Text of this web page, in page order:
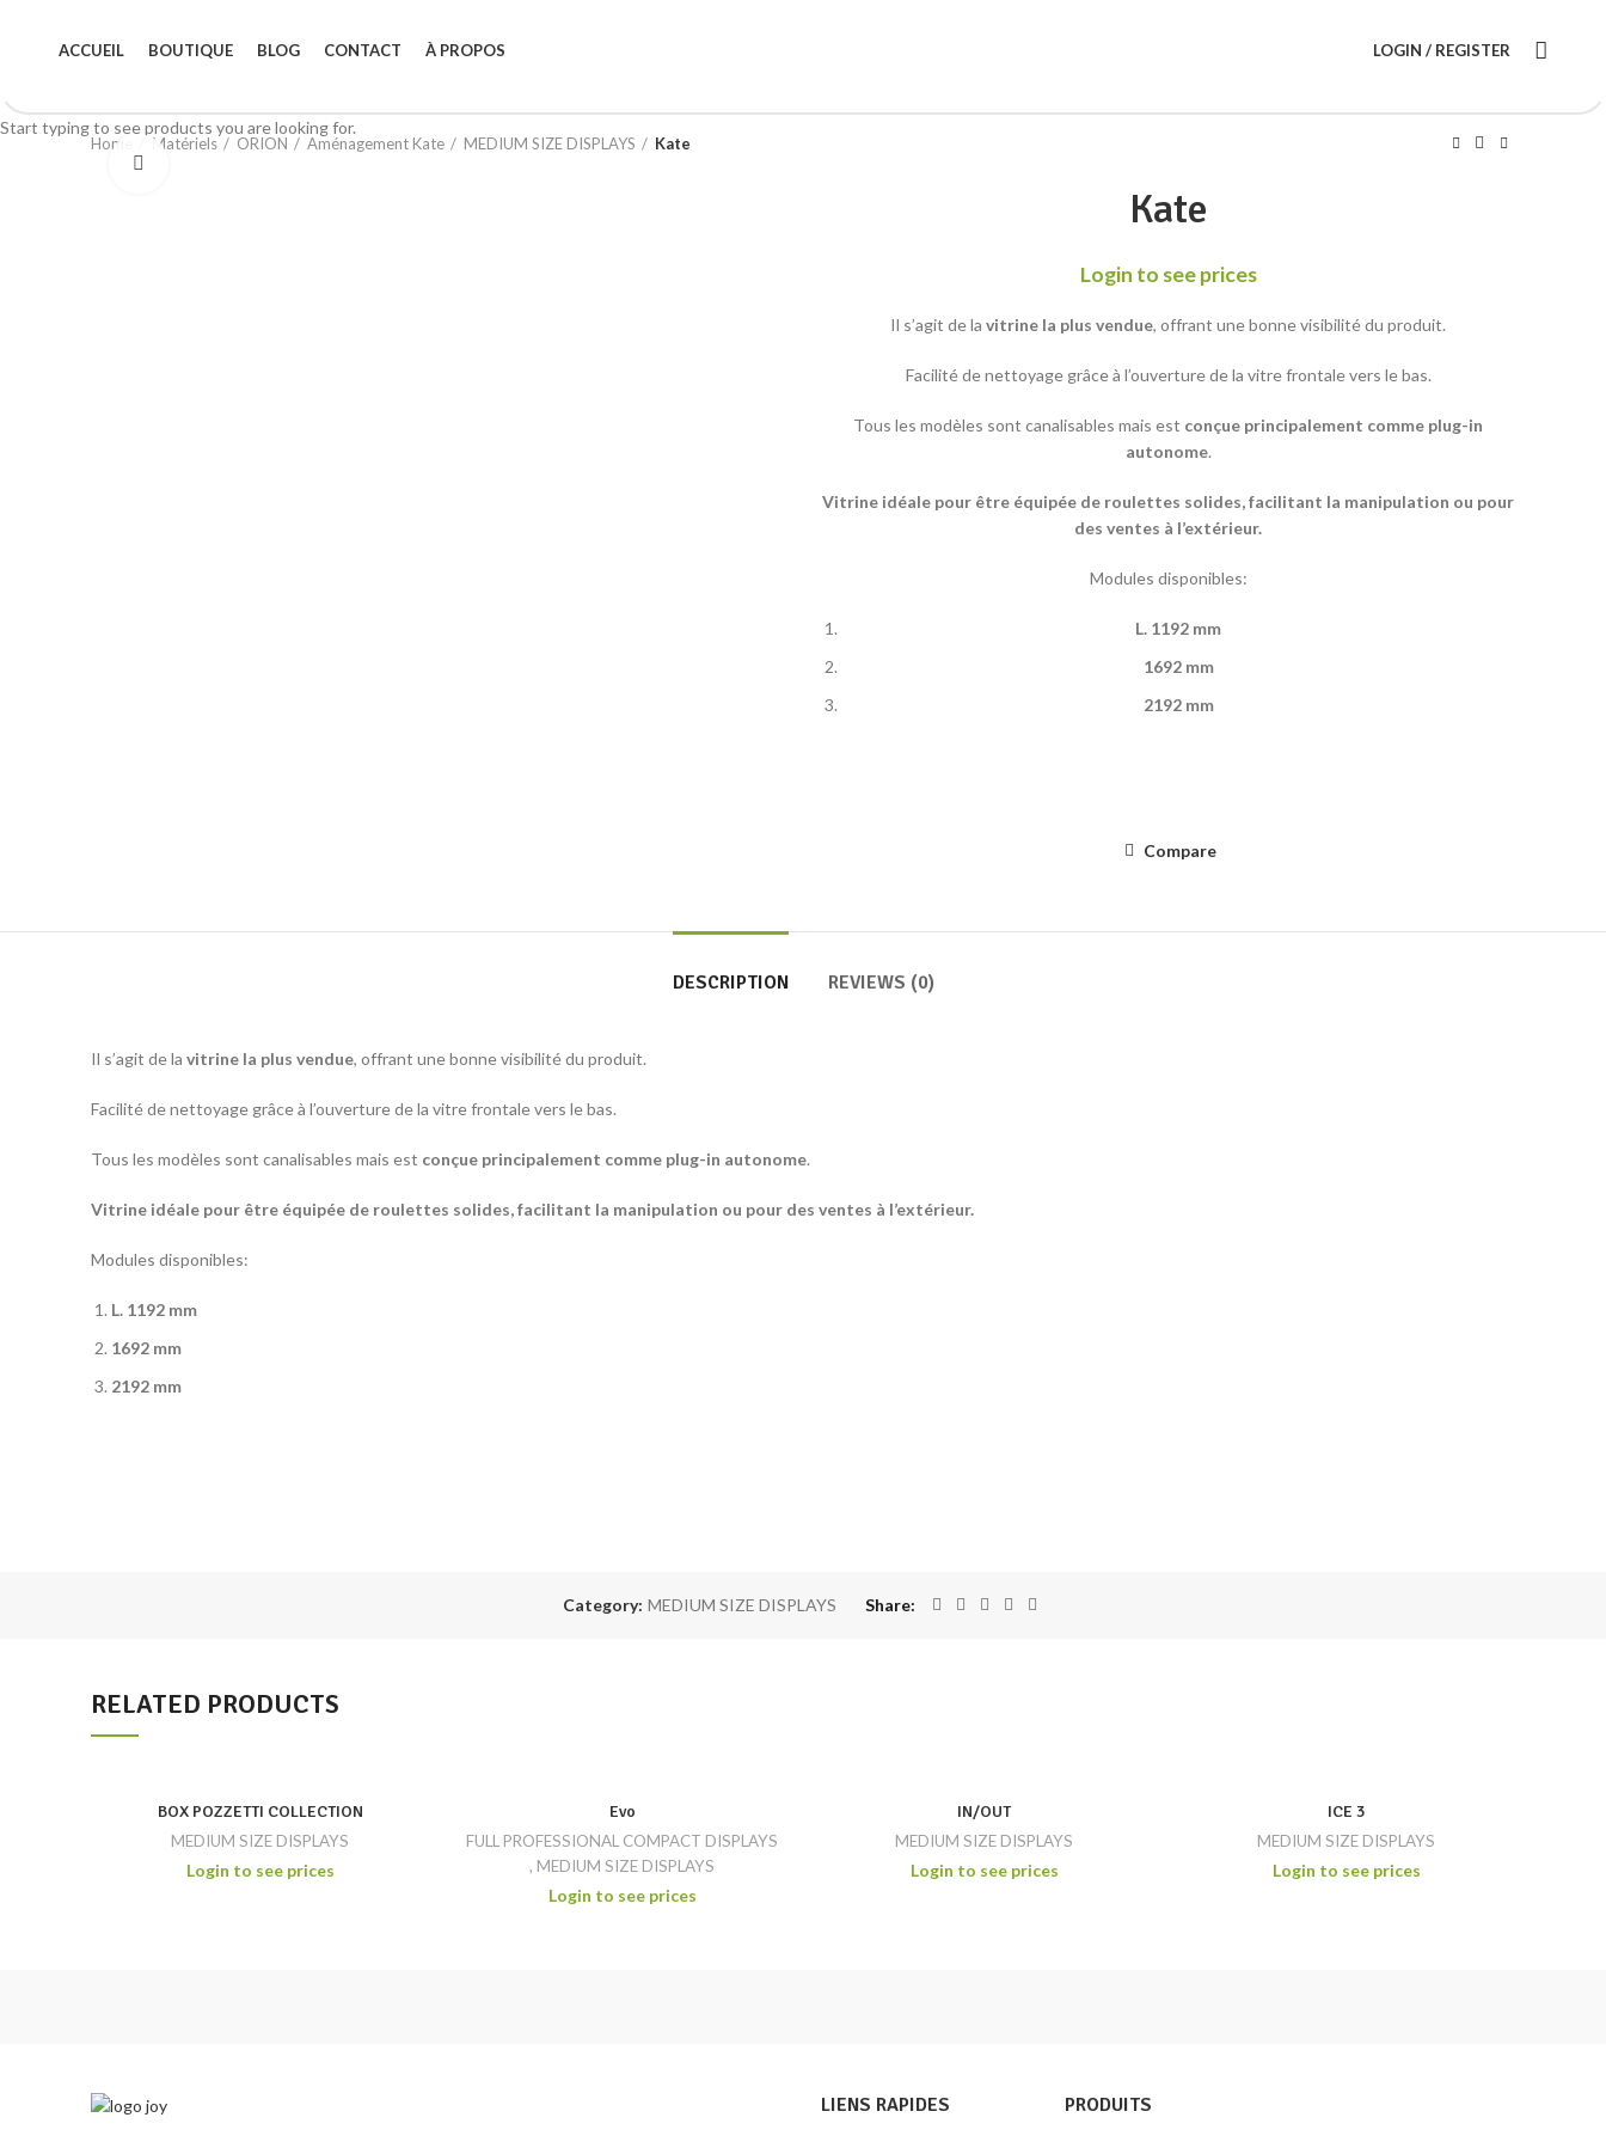
ACCUEIL BOUTIQUE BLOG CONTACT À PROPOS LOGIN / REGISTER
Home Matériels ORION Aménagement Kate MEDIUM SIZE DISPLAYS
Kate
Kate
Login to see prices
Il s’agit de la vitrine la plus vendue, offrant une bonne visibilité du produit.
Facilité de nettoyage grâce à l’ouverture de la vitre frontale vers le bas.
Tous les modèles sont canalisables mais est conçue principalement comme plug-in
autonome.
Vitrine idéale pour être équipée de roulettes solides,facilitant la manipulation ou pour
des ventes à l’extérieur.
Modules disponibles:
L. 1192 mm
1692 mm
2192 mm
Compare
DESCRIPTION REVIEWS (0)
Il s’agit de la vitrine la plus vendue, offrant une bonne visibilité du produit.
Facilité de nettoyage grâce à l’ouverture de la vitre frontale vers le bas.
Tous les modèles sont canalisables mais est conçue principalement comme plug-in autonome.
Vitrine idéale pour être équipée de roulettes solides,facilitant la manipulation ou pour des ventes à l’extérieur.
Modules disponibles:
L. 1192 mm
1692 mm
2192 mm
Category: MEDIUM SIZE DISPLAYS Share
RELATED PRODUCTS
BOX POZZETTI COLLECTION
MEDIUM SIZE DISPLAYS
Login to see prices
Evo
FULL PROFESSIONAL COMPACT DISPLAYS
, MEDIUM SIZE DISPLAYS
Login to see prices
IN/OUT
MEDIUM SIZE DISPLAYS
Login to see prices
ICE 3
MEDIUM SIZE DISPLAYS
Login to see prices
LIENS RAPIDES PRODUITS
Start typing to see products you are looking for.